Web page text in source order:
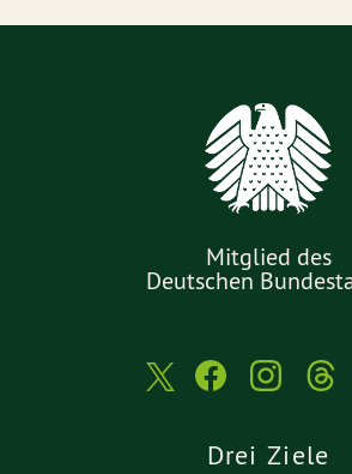
Mitglied des
Deutschen
Drei Ziele